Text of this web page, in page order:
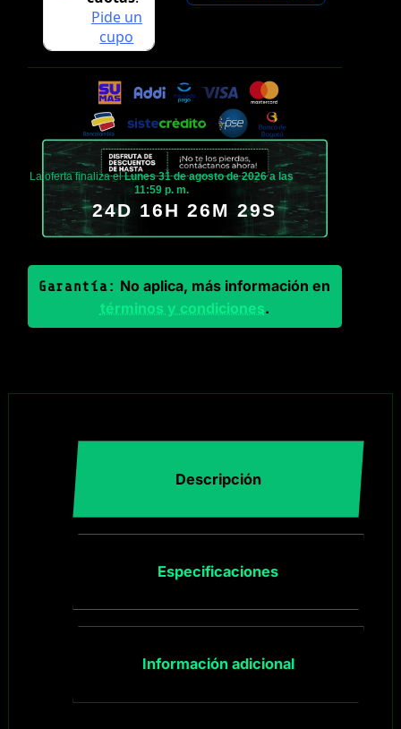
La oferta finaliza elLunes 31 de agosto de 2026 a las
11:59 p. m.
24D 16H 26M 29S
Garantía: No aplica, más información en
términos y condiciones.
Descripción
Especificaciones
Información adicional